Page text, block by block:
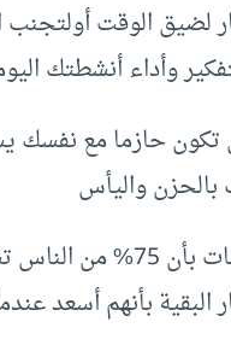
لضيق الوقت
وأداء أنشطتك
أن تكون حازما مع
واليأس
– النصيحة 5 انفق المال على
البقية بأنهم أسعد